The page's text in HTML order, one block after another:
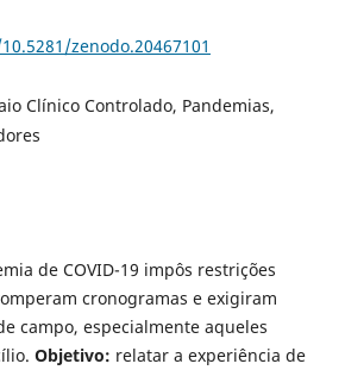
zenodo.20467101
Clínico Controlado, Pandemias,
de COVID-19 impôs restrições
cronogramas e exigiram
campo, especialmente aqueles
Objetivo: relatar a experiência de